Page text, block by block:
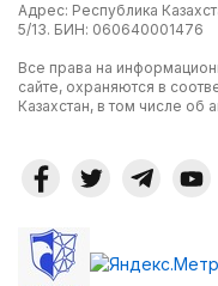
Адрес: Республика
5/13. БИН: 060640001476
Все права на
сайте, охраняются в
Казахстан, в том числе об